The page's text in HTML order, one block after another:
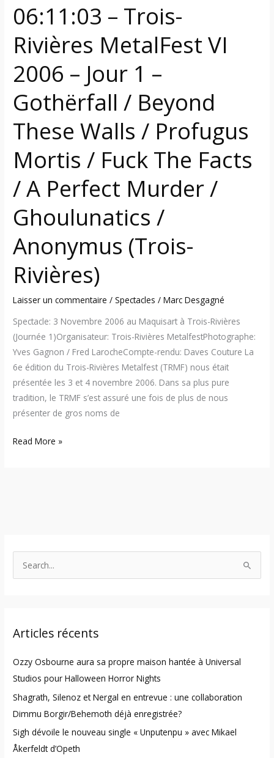
06:11:03 – Trois-
Rivières MetalFest VI
2006 – Jour 1 –
Gothërfall / Beyond
These Walls / Profugus
Mortis / Fuck The Facts
/ A Perfect Murder /
Ghoulunatics /
Anonymus (Trois-
Rivières)
Laisser un commentaire /Spectacles /Marc Desgagné
Spectacle: 3 Novembre 2006 au Maquisart à Trois-Rivières
(Journée 1)Organisateur: Trois-Rivières MetalfestPhotographe:
Yves Gagnon / Fred LarocheCompte-rendu: Daves Couture La
6e édition du Trois-Rivières Metalfest (TRMF) nous était
présentée les 3 et 4 novembre 2006. Dans sa plus pure
tradition, le TRMF s’est assuré une fois de plus de nous
présenter de gros noms de
/
These
/
Mortis
/
Fuck
The
Facts
A
Perfect
Murder
/
(Trois-
Rivières)
Read More »
c
f
o
r
:
Articles récents
Ozzy Osbourne aura sa propre maison hantée à Universal
Studios pour Halloween Horror Nights
Shagrath, Silenoz et Nergal en entrevue : une collaboration
Dimmu Borgir/Behemoth déjà enregistrée?
Sigh dévoile le nouveau single « Unputenpu » avec Mikael
Åkerfeldt d’Opeth